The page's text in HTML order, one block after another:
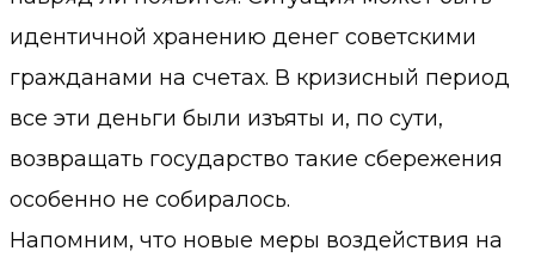
идентичной хранению денег советскими
гражданами на счетах. В кризисный период
все эти деньги были изъяты и, по сути,
возвращать государство такие сбережения
особенно не собиралось.
Напомним, что новые меры воздействия на